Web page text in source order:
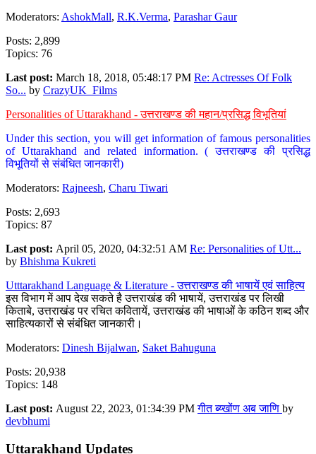
Moderators: AshokMall, R.K.Verma, Parashar Gaur
Posts: 2,899
Topics: 76
Last post: March 18, 2018, 05:48:17 PM Re: Actresses Of Folk
So... by CrazyUK_Films
Personalities of Uttarakhand - उत्तराखण्ड की महान/प्रसिद्ध विभूतियां
Under this section, you will get information of famous personalities
of Uttarakhand and related information. ( उत्तराखण्ड की प्रसिद्ध
विभूतियों से संबंधित जानकारी)
Moderators: Rajneesh, Charu Tiwari
Posts: 2,693
Topics: 87
Last post: April 05, 2020, 04:32:51 AM Re: Personalities of Utt...
by Bhishma Kukreti
Utttarakhand Language & Literature - उत्तराखण्ड की भाषायें एवं साहित्य
इस विभाग में आप देख सकते है उत्तराखंड की भाषायें, उत्तराखंड पर लिखी
किताबे, उत्तराखंड पर रचित कवितायें, उत्तराखंड की भाषाओं के कठिन शब्द और
साहित्यकारों से संबंधित जानकारी।
Moderators: Dinesh Bijalwan, Saket Bahuguna
Posts: 20,938
Topics: 148
Last post: August 22, 2023, 01:34:39 PMगीत ब्य्खोंण अब जाणि by
devbhumi
Uttarakhand Updates